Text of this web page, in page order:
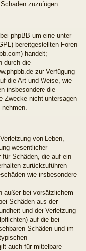
zuzufügen.
phpBB um eine unter
bereitgestellten Foren-
handelt;
durch die
zur Verfügung
die Art und Weise, wie
insbesondere die
Zwecke nicht untersagen
nehmen.
von Leben,
wesentlicher
für Schäden, die auf ein
zurückzuführen
wie insbesondere
außer bei vorsätzlichem
Schäden aus der
und der Verletzung
auf die bei
Schäden und im
auch für mittelbare